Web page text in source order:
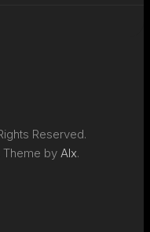
Reserved.
Theme by Alx.